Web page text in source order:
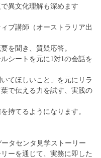
異文化理解も深めます
ブ講師（オーストラリア出
を聞き、質疑応答。
シートを元に1対1の会話を
てほしいこと」を元にリラ
で伝える力を試す、実践の
持てるようになります。
タセンタ見学ストーリー
ーを通じて、実務に即した